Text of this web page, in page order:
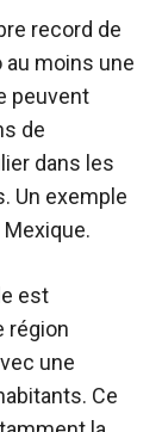
record de
au moins une
peuvent
de
dans les
Un exemple
est
région
une
Ce